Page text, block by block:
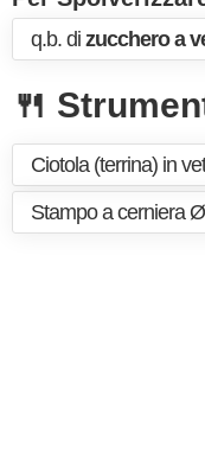
q.b. di zucchero a
🍴
Ciotola (terrina) in
Stampo a cerniera